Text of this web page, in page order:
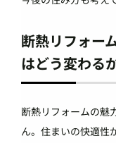
断熱リフォー
はどう変わる
断熱リフォームの魅
ん。住まいの快適性